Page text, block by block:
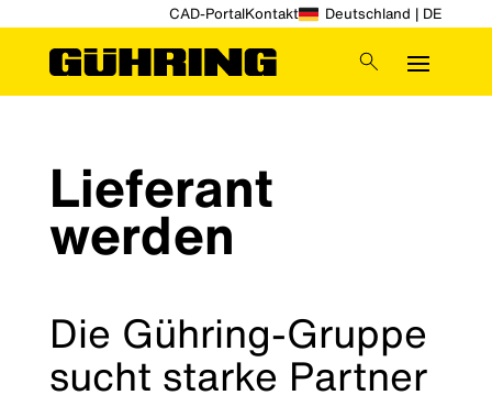
CAD-PortalKontakt Deutschland | DE
Lieferant
werden
Die Gühring-Gruppe
sucht starke Partner